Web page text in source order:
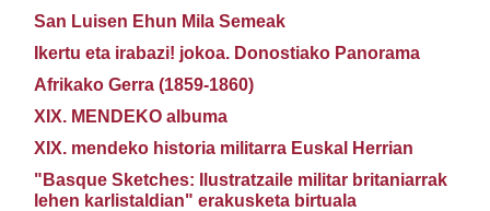
San Luisen Ehun Mila Semeak
Ikertu eta irabazi! jokoa. Donostiako Panorama
Afrikako Gerra (1859-1860)
XIX. MENDEKO albuma
XIX. mendeko historia militarra Euskal Herrian
"Basque Sketches: Ilustratzaile militar britaniarrak
lehen karlistaldian" erakusketa birtuala